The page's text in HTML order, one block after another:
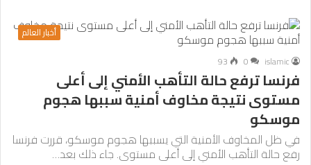
أخبار العالم
islamic
0
93
فرنسا ترفع حالة التأهب الأمني إلى أعلى
مستوى نتيجة مخاوف أمنية سببها هجوم
موسكو
في ظل المخاوف الأمنية التي يسببها هجوم موسكو، قررت فرنسا
رفع حالة التأهب الأمني إلى أعلى مستوى. جاء ذلك بعد…